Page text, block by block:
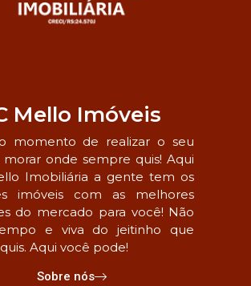
Mello Imóveis
momento de realizar o seu
onde sempre quis! Aqui
Imobiliária a gente tem os
imóveis com as melhores
do mercado para você! Não
e viva do jeitinho que
Aqui você pode!
Sobre nós